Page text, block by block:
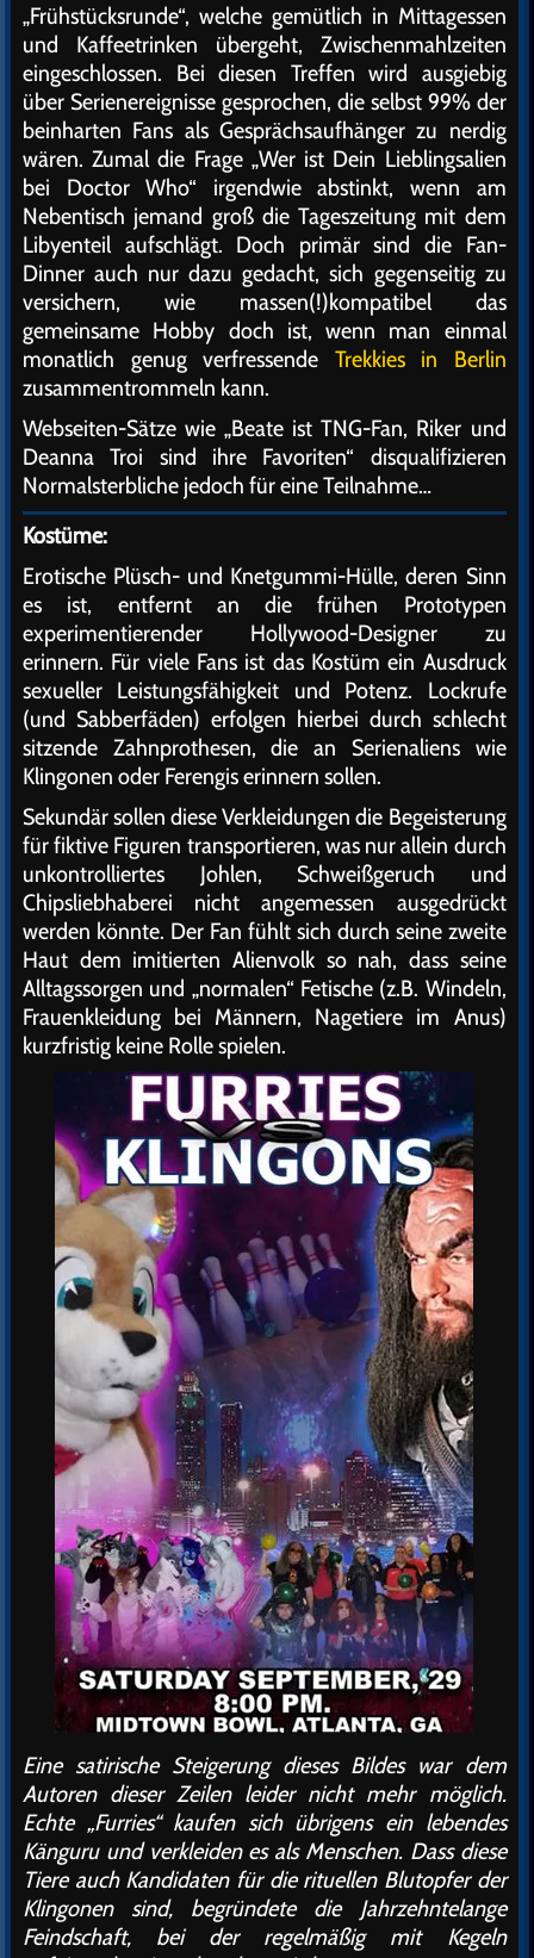
„Frühstücksrunde“, welche gemütlich in Mittagessen
und Kaffeetrinken übergeht, Zwischenmahlzeiten
eingeschlossen. Bei diesen Treffen wird ausgiebig
über Serienereignisse gesprochen, die selbst 99% der
beinharten Fans als Gesprächsaufhänger zu nerdig
wären. Zumal die Frage „Wer ist Dein Lieblingsalien
bei Doctor Who“ irgendwie abstinkt, wenn am
Nebentisch jemand groß die Tageszeitung mit dem
Libyenteil aufschlägt. Doch primär sind die Fan-
Dinner auch nur dazu gedacht, sich gegenseitig zu
versichern, wie massen(!)kompatibel das
gemeinsame Hobby doch ist, wenn man einmal
monatlich genug verfressende Trekkies in Berlin
zusammentrommeln kann.
Webseiten-Sätze wie „Beate ist TNG-Fan, Riker und
Deanna Troi sind ihre Favoriten“ disqualifizieren
Normalsterbliche jedoch für eine Teilnahme…
Kostüme:
Erotische Plüsch- und Knetgummi-Hülle, deren Sinn
es ist, entfernt an die frühen Prototypen
experimentierender Hollywood-Designer zu
erinnern. Für viele Fans ist das Kostüm ein Ausdruck
sexueller Leistungsfähigkeit und Potenz. Lockrufe
(und Sabberfäden) erfolgen hierbei durch schlecht
sitzende Zahnprothesen, die an Serienaliens wie
Klingonen oder Ferengis erinnern sollen.
Sekundär sollen diese Verkleidungen die Begeisterung
für fiktive Figuren transportieren, was nur allein durch
unkontrolliertes Johlen, Schweißgeruch und
Chipsliebhaberei nicht angemessen ausgedrückt
werden könnte. Der Fan fühlt sich durch seine zweite
Haut dem imitierten Alienvolk so nah, dass seine
Alltagssorgen und „normalen“ Fetische (z.B. Windeln,
Frauenkleidung bei Männern, Nagetiere im Anus)
kurzfristig keine Rolle spielen.
Eine satirische Steigerung dieses Bildes war dem
Autoren dieser Zeilen leider nicht mehr möglich.
Echte „Furries“ kaufen sich übrigens ein lebendes
Känguru und verkleiden es als Menschen. Dass diese
Tiere auch Kandidaten für die rituellen Blutopfer der
Klingonen sind, begründete die Jahrzehntelange
Feindschaft, bei der regelmäßig mit Kegeln